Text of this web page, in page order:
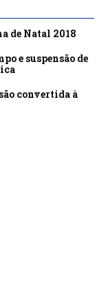
de Natal 2018
e suspensão de
convertida à